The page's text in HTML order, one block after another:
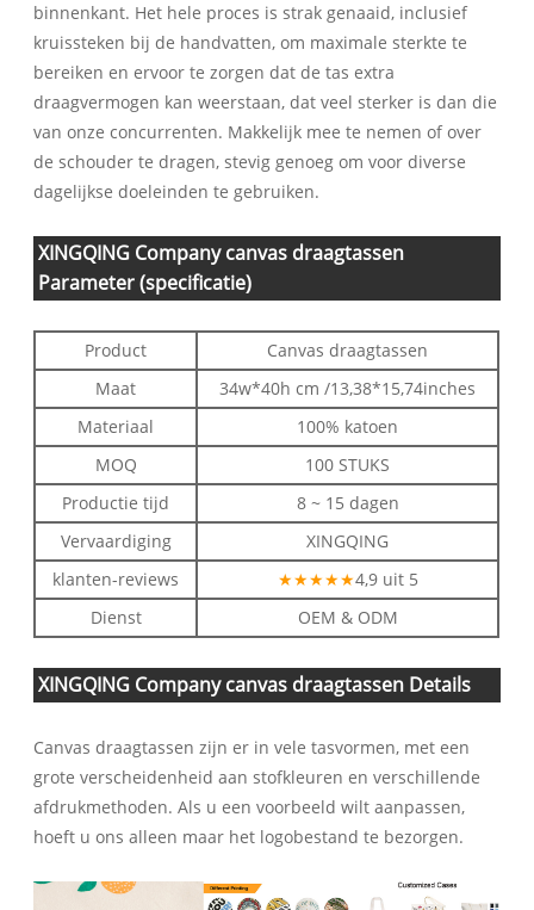
binnenkant. Het hele proces is strak genaaid, inclusief
kruissteken bij de handvatten, om maximale sterkte te
bereiken en ervoor te zorgen dat de tas extra
draagvermogen kan weerstaan, dat veel sterker is dan die
van onze concurrenten. Makkelijk mee te nemen of over
de schouder te dragen, stevig genoeg om voor diverse
dagelijkse doeleinden te gebruiken.
XINGQING Company canvas draagtassen
Parameter (specificatie)
Product
Canvas draagtassen
Maat
34w*40h cm /13,38*15,74inches
Materiaal
100% katoen
MOQ
100 STUKS
Productie tijd
8 ~ 15 dagen
Vervaardiging
XINGQING
klanten-reviews
★★★★★4,9 uit 5
Dienst
OEM & ODM
XINGQING Company canvas draagtassen Details
Canvas draagtassen zijn er in vele tasvormen, met een
grote verscheidenheid aan stofkleuren en verschillende
afdrukmethoden. Als u een voorbeeld wilt aanpassen,
hoeft u ons alleen maar het logobestand te bezorgen.